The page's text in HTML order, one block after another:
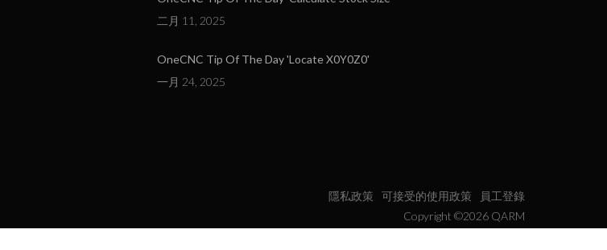
二月 11, 2025
OneCNC Tip Of The Day 'Locate X0Y0Z0'
一月 24, 2025
隱私政策 可接受的使用政策
員工登錄
Copyright ©2026 QARM